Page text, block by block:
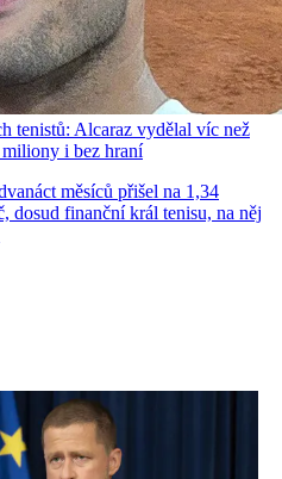
tenistů: Alcaraz vydělal víc než
i bez hraní
měsíců přišel na 1,34
finanční král tenisu, na něj